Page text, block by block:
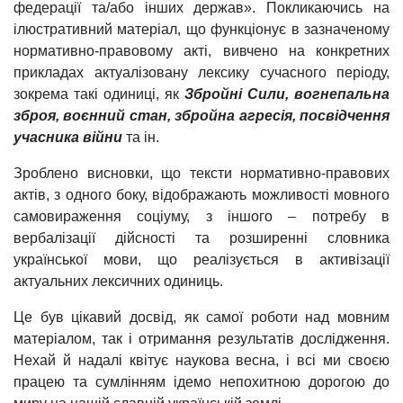
федерації та/або інших держав». Покликаючись на
ілюстративний матеріал, що функціонує в зазначеному
нормативно-правовому акті, вивчено на конкретних
прикладах актуалізовану лексику сучасного періоду,
зокрема такі одиниці, як Збройні Сили, вогнепальна
зброя, воєнний стан, збройна агресія, посвідчення
учасника війни та ін.
Зроблено висновки, що тексти нормативно-правових
актів, з одного боку, відображають можливості мовного
самовираження соціуму, з іншого – потребу в
вербалізації дійсності та розширенні словника
української мови, що реалізується в активізації
актуальних лексичних одиниць.
Це був цікавий досвід, як самої роботи над мовним
матеріалом, так і отримання результатів дослідження.
Нехай й надалі квітує наукова весна, і всі ми своєю
працею та сумлінням ідемо непохитною дорогою до